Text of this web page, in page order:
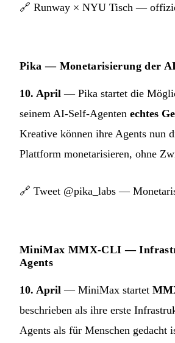
🔗 Runway × NYU Tisch —
Pika — Monetarisierung der
10. April — Pika startet die
seinem AI-Self-Agenten echtes
Kreative können ihre Agents nun
Plattform monetarisieren, ohne
🔗 Tweet @pika_labs —
MiniMax MMX-CLI —
Agents
10. April — MiniMax startet
beschrieben als ihre erste
Agents als für Menschen gedacht